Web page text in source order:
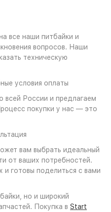
все наши питбайки и
вопросов. Наши
техническую
условия оплаты
всей России и предлагаем
покупки у нас — это
вам выбрать идеальный
от ваших потребностей.
готовы поделиться с вами
но и широкий
Покупка в Start